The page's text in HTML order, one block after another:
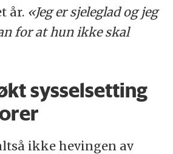
år. «Jeg er sjeleglad og jeg
for at hun ikke skal
sysselsetting
ikke hevingen av